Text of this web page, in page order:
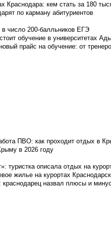
Краснодара: кем стать за 180
по карману абитуриентов
число 200-балльников ЕГЭ
обучение в университетах
прайс на обучение: от
ПВО: как проходит отдых в
в 2026 году
туристка описала отдых на
жилье на курортах
назвал плюсы и